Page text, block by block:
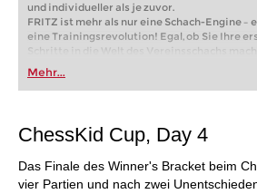
und individueller als je zuvor.
FRITZ ist mehr als nur eine Schach-Engine –
eine Trainingsrevolution! Egal, ob Sie Ihre
Schritte in die Welt des Vereinsschachs
oder bereits auf Turnierniveau spielen: Mit
FRITZ trainieren Sie effizienter, intelligenter
individueller als je zuvor.
Mehr...
ChessKid Cup, Day 4
Das Finale des Winner's Bracket beim
vier Partien und nach zwei